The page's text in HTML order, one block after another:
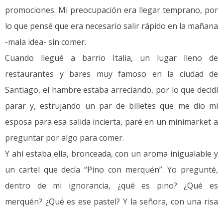
promociones. Mi preocupación era llegar temprano, por
lo que pensé que era necesario salir rápido en la mañana
-mala idea- sin comer.
Cuando llegué a barrio Italia, un lugar lleno de
restaurantes y bares muy famoso en la ciudad de
Santiago, el hambre estaba arreciando, por lo que decidí
parar y, estrujando un par de billetes que me dio mi
esposa para esa salida incierta, paré en un minimarket a
preguntar por algo para comer.
Y ahí estaba ella, bronceada, con un aroma inigualable y
un cartel que decía “Pino con merquén”. Yo pregunté,
dentro de mi ignorancia, ¿qué es pino? ¿Qué es
merquén? ¿Qué es ese pastel? Y la señora, con una risa